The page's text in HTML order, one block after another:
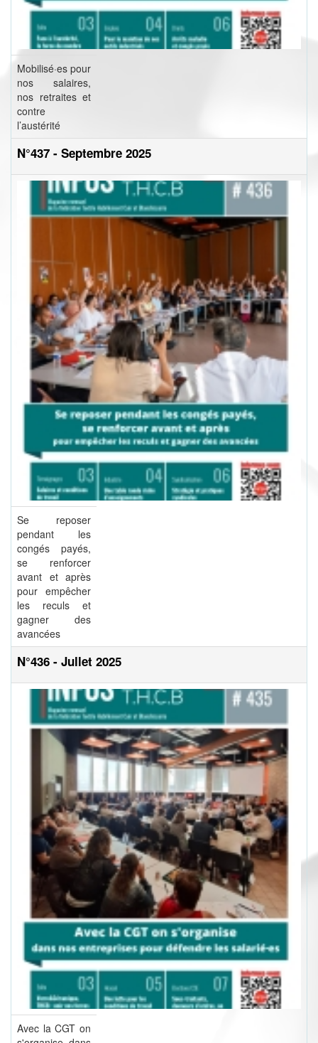
Mobilisé·es pour
nos salaires,
nos retraites et
contre
l’austérité
N°437 - Septembre 2025
Se reposer
pendant les
congés payés,
se renforcer
avant et après
pour empêcher
les reculs et
gagner des
avancées
N°436 - Jullet 2025
Avec la CGT on